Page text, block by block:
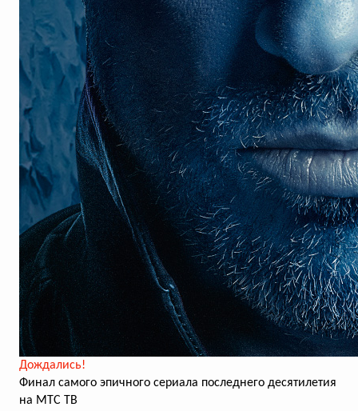
Дождались!
Финал самого эпичного сериала последнего десятилетия
на МТС ТВ